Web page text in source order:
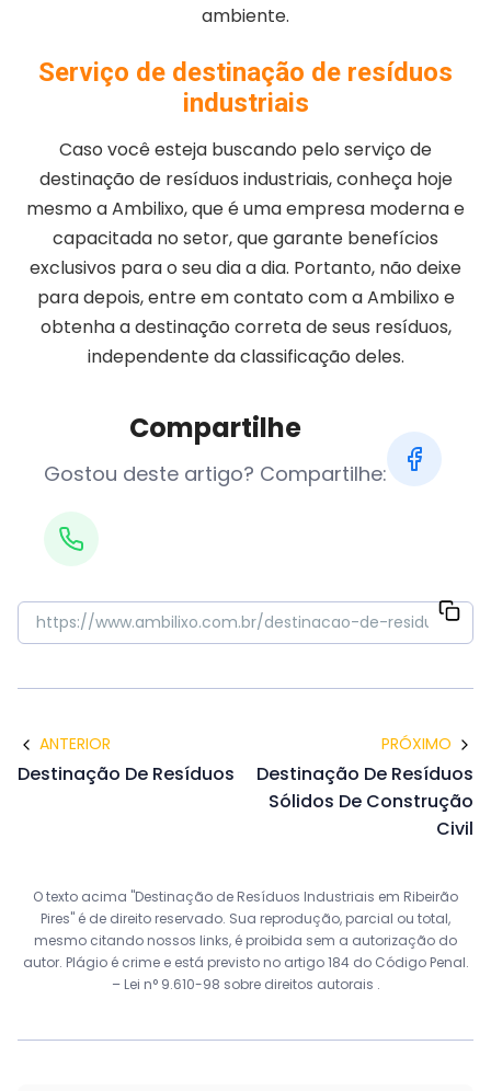
ambiente.
Serviço de destinação de resíduos
industriais
Caso você esteja buscando pelo serviço de
destinação de resíduos industriais, conheça hoje
mesmo a Ambilixo, que é uma empresa moderna e
capacitada no setor, que garante benefícios
exclusivos para o seu dia a dia. Portanto, não deixe
para depois, entre em contato com a Ambilixo e
obtenha a destinação correta de seus resíduos,
independente da classificação deles.
Compartilhe
Gostou deste artigo? Compartilhe:
ANTERIOR
Destinação De Resíduos
PRÓXIMO
Destinação De Resíduos
Sólidos De Construção
Civil
O texto acima "Destinação de Resíduos Industriais em Ribeirão
Pires" é de direito reservado. Sua reprodução, parcial ou total,
mesmo citando nossos links, é proibida sem a autorização do
autor. Plágio é crime e está previsto no artigo 184 do Código Penal.
– Lei n° 9.610-98 sobre direitos autorais .